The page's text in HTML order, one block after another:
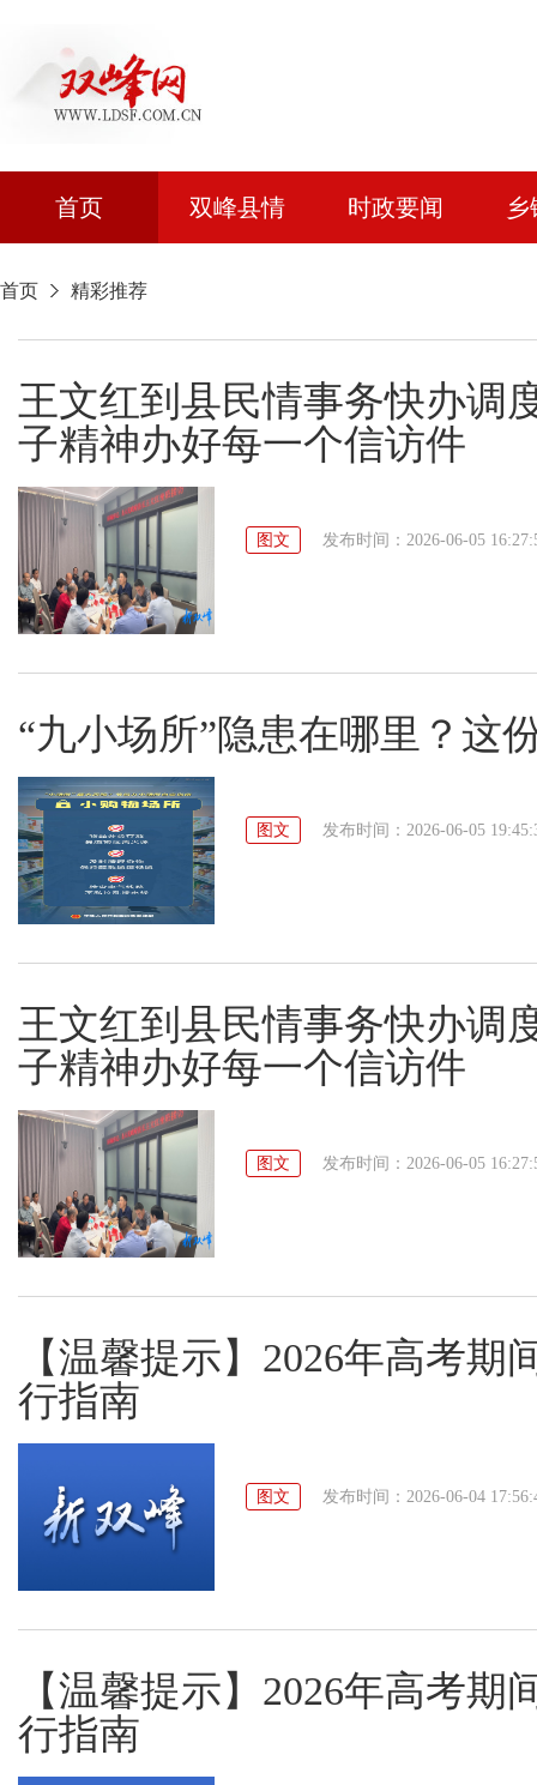
首页 双峰县情 时政要闻
首页 精彩推荐
王文红到县民情事务快办调
子精神办好每一个信访件
图文 发布时间：2026-06-05
“九小场所”隐患在哪里？这
图文 发布时间：2026-06-05
王文红到县民情事务快办调
子精神办好每一个信访件
图文 发布时间：2026-06-05
【温馨提示】2026年高考
行指南
图文 发布时间：2026-06-04
【温馨提示】2026年高考
行指南